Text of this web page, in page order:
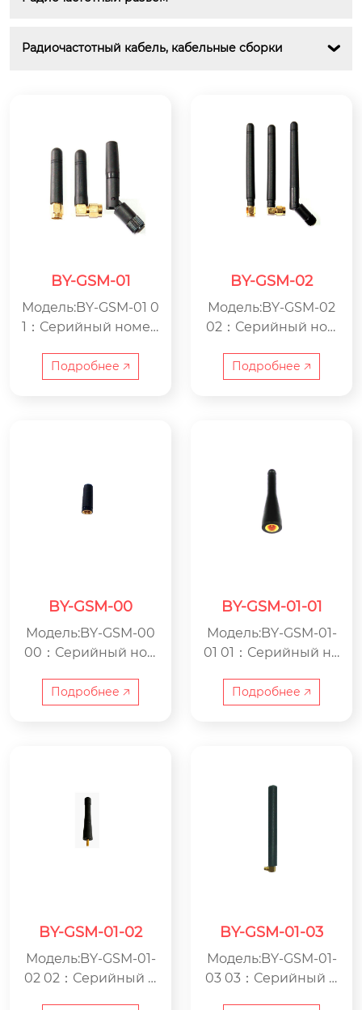
Радиочастотный кабель, кабельные сборки 
BY-GSM-01
Модель:BY-GSM-01 0
1：Серийный номер
BY：ООО Цзясин B
eyondoor по произв
Подробнее 🡥
BY-GSM-02
Модель:BY-GSM-02
02：Серийный ном
SM BY：ООО Цзяси
н Beyondoor по про
Подробнее 🡥
BY-GSM-00
Модель:BY-GSM-00
00：Серийный ном
SM BY：ООО Цзяси
н Beyondoor по про
Подробнее 🡥
BY-GSM-01-01
Модель:BY-GSM-01-
01 01：Серийный но
GSM BY：ООО Цзяс
ин Beyondoor по пр
Подробнее 🡥
BY-GSM-01-02
Модель:BY-GSM-01-
02 02：Серийный н
BY-GSM-01-03
Модель:BY-GSM-01-
03 03：Серийный н